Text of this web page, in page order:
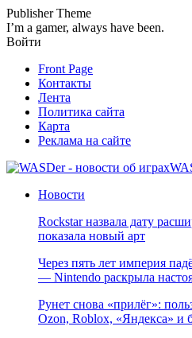
Publisher Theme
I’m a gamer, always have been.
Войти
Front Page
Контакты
Лента
Политика сайта
Карта
Реклама на сайте
Новости
Rockstar назвала дату
показала новый арт
Через пять лет империя
— Nintendo раскрыла
Рунет снова «прилёг»:
Ozon, Roblox, «Яндекса» и